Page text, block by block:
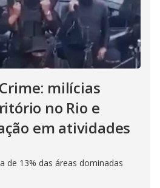
milícias
no Rio e
em atividades
de 13% das áreas dominadas